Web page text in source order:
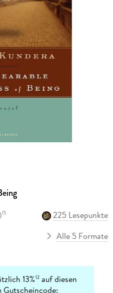
15
225 Lesepunkte
Alle 5 Formate
13%12 auf diesen